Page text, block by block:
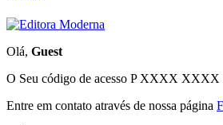
Olá, Guest
O Seu código de acesso P XXXX
Entre em contato através de nossa página